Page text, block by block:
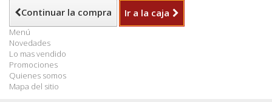
Continuar la compra Ir a la caja
Menú
Novedades
Lo mas vendido
Promociones
Quienes somos
Mapa del sitio